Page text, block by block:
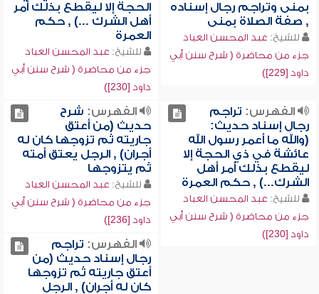
بمنى وتراجم رجال إسناده
, صفة الصلاة بمنى
للشيخ: عبد المحسن العباد
جزء من محاضرة ( شرح سنن أبي
داود [229])
الحجة إلا ليقطع بذلك أمر
أهل الشرك ...) , حكم
العمرة
للشيخ: عبد المحسن العباد
جزء من محاضرة ( شرح سنن أبي
داود [230])
الفهرس: تراجم
رجال إسناد حديث:
(والله ما أعمر رسول الله
عائشة في ذي الحجة إلا
ليقطع بذلك أمر أهل
الشرك...) , حكم العمرة
للشيخ: عبد المحسن العباد
جزء من محاضرة ( شرح سنن أبي
داود [230])
الفهرس: شرح
حديث (من أعتق
جاريته ثم تزوجها كان له
أجران) , الرجل يعتق أمته
ثم يتزوجها
للشيخ: عبد المحسن العباد
جزء من محاضرة ( شرح سنن أبي
داود [236])
الفهرس: تراجم
رجال إسناد حديث (من
أعتق جاريته ثم تزوجها
كان له أجران) , الرجل